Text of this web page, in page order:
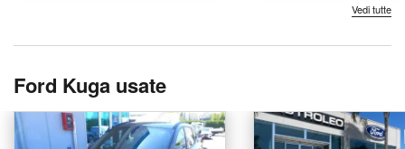
Vedi tutte
Ford Kuga usate